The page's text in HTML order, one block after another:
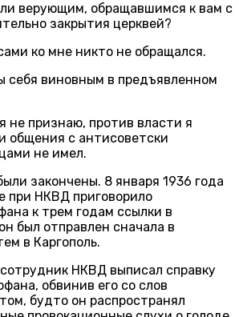
верующим, обращавшимся к вам с
закрытия церквей?
ко мне никто не обращался.
себя виновным в предъявленном
не признаю, против власти я
общения с антисоветски
не имел.
закончены. 8 января 1936 года
при НКВД приговорило
к трем годам ссылки в
был отправлен сначала в
в Каргополь.
НКВД выписал справку
обвинив его со слов
будто он распространял